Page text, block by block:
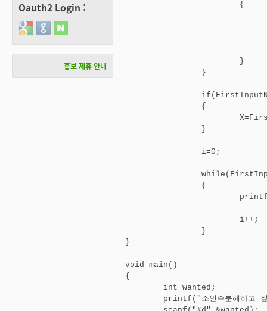
}
void main()
{
Oauth2 Login :
Login with Google
Login with GitHub
Login with Naver
홍보 제휴 안내